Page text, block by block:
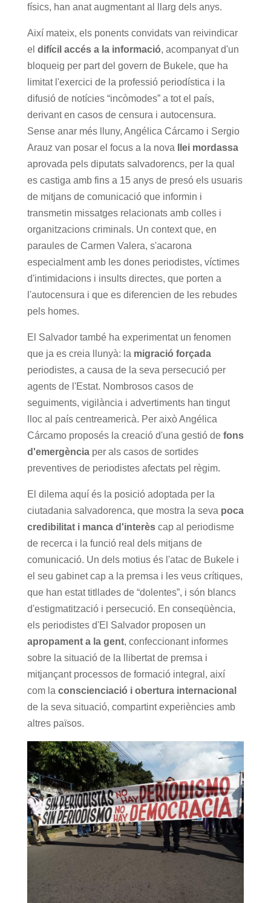
físics, han anat augmentant al llarg dels anys.
Així mateix, els ponents convidats van reivindicar
el difícil accés a la informació, acompanyat d'un
bloqueig per part del govern de Bukele, que ha
limitat l'exercici de la professió periodística i la
difusió de notícies “incòmodes” a tot el país,
derivant en casos de censura i autocensura.
Sense anar més lluny, Angélica Cárcamo i Sergio
Arauz van posar el focus a la nova
llei mordassa
aprovada pels diputats salvadorencs, per la qual
es castiga amb fins a 15 anys de presó els usuaris
de mitjans de comunicació que informin i
transmetin missatges relacionats amb colles i
organitzacions criminals. Un context que, en
paraules de Carmen Valera, s'acarona
especialment amb les dones periodistes, víctimes
d'intimidacions i insults directes, que porten a
l'autocensura i que es diferencien de les rebudes
pels homes.
El Salvador també ha experimentat un fenomen
que ja es creia llunyà: la migració forçada
periodistes, a causa de la seva persecució per
agents de l'Estat. Nombrosos casos de
seguiments, vigilància i advertiments han tingut
lloc al país centreamericà. Per això Angélica
Cárcamo proposés la creació d'una gestió de fons
d'emergènciaper als casos de sortides
preventives de periodistes afectats pel règim.
El dilema aquí és la posició adoptada per la
ciutadania salvadorenca, que mostra la seva poca
credibilitat i manca d'interèscap al periodisme
de recerca i la funció real dels mitjans de
comunicació. Un dels motius és l'atac de Bukele i
el seu gabinet cap a la premsa i les veus crítiques,
que han estat titllades de “dolentes”, i són blancs
d'estigmatització i persecució. En conseqüència,
els periodistes d'El Salvador proposen un
apropament a la gent, confeccionant informes
sobre la situació de la llibertat de premsa i
mitjançant processos de formació integral, així
com la conscienciació i obertura internacional
de la seva situació, compartint experiències amb
altres països.